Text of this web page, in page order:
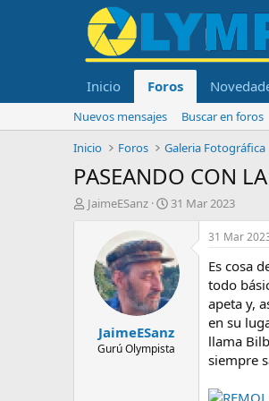
Inicio Foros
Nuevos mensajes
Buscar en foros
Inicio
Foros Galeria Fotográfica
PASEANDO CON
IJaimeESanz
F
h
a
d
e
n
i
31 Mar 2023
JaimeESanz
Gurú Olympista
31 Mar
Es cosa
todo
apeta y,
en su
llama
siempre